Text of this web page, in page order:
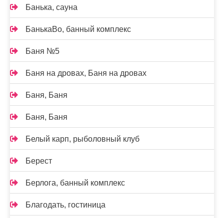
Банька, сауна
БанькаВо, банный комплекс
Баня №5
Баня на дровах, Баня на дровах
Баня, Баня
Баня, Баня
Белый карп, рыболовный клуб
Берест
Берлога, банный комплекс
Благодать, гостиница